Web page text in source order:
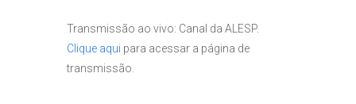
Transmissão ao vivo: Canal da ALESP.
Clique aqui para acessar a página de
transmissão.